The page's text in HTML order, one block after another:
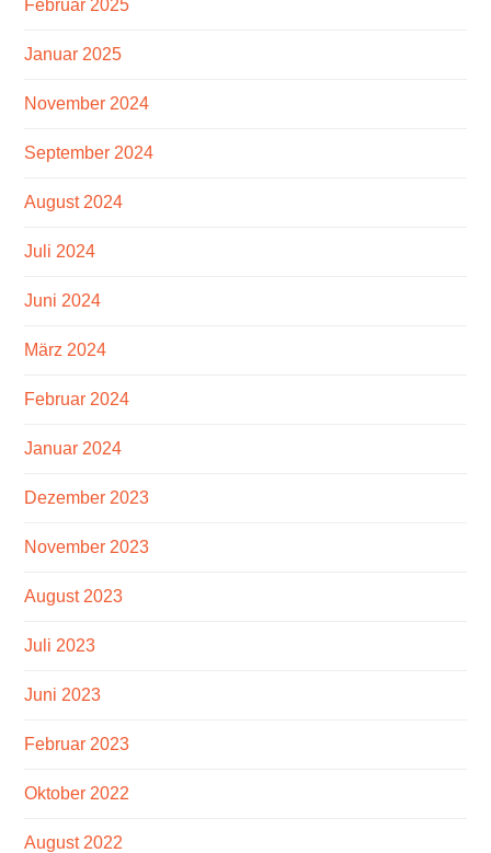
Februar 2025
Januar 2025
November 2024
September 2024
August 2024
Juli 2024
Juni 2024
März 2024
Februar 2024
Januar 2024
Dezember 2023
November 2023
August 2023
Juli 2023
Juni 2023
Februar 2023
Oktober 2022
August 2022